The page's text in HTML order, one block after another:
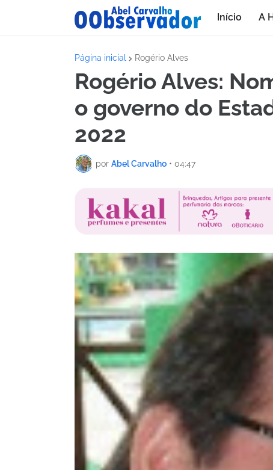
Início A
Página inicial Rogério Alves
Rogério Alves:
o governo do
2022
por Abel Carvalho • 04:47